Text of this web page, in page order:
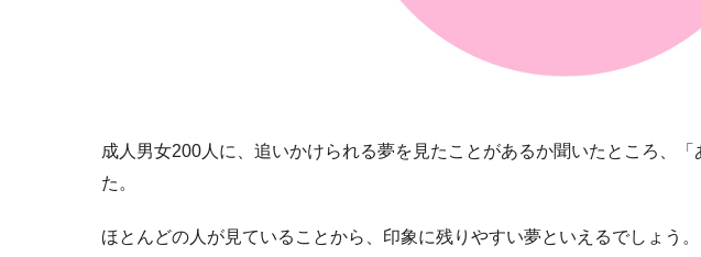
成人男女200人に、追いかけられる夢を見たことがあるか聞いたところ、
た。
ほとんどの人が見ていることから、印象に残りやすい夢といえるでしょう。